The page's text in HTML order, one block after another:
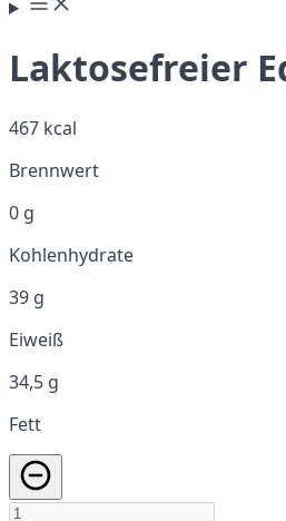
Laktosefreier
467 kcal
Brennwert
0 g
Kohlenhydrate
39 g
Eiweiß
34,5 g
Fett